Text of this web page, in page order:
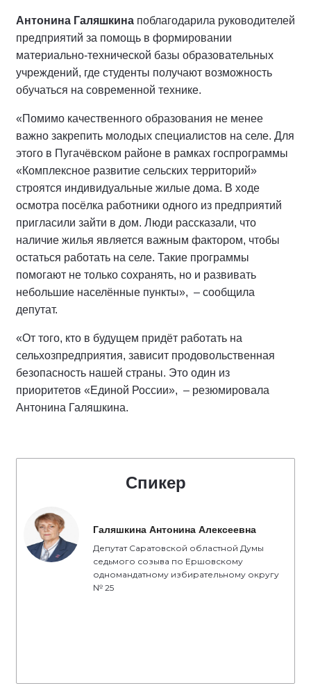
Антонина Галяшкина поблагодарила руководителей
предприятий за помощь в формировании
материально-технической базы образовательных
учреждений, где студенты получают возможность
обучаться на современной технике.
«Помимо качественного образования не менее
важно закрепить молодых специалистов на селе. Для
этого в Пугачёвском районе в рамках госпрограммы
«Комплексное развитие сельских территорий»
строятся индивидуальные жилые дома. В ходе
осмотра посёлка работники одного из предприятий
пригласили зайти в дом. Люди рассказали, что
наличие жилья является важным фактором, чтобы
остаться работать на селе. Такие программы
помогают не только сохранять, но и развивать
небольшие населённые пункты», – сообщила
депутат.
«От того, кто в будущем придёт работать на
сельхозпредприятия, зависит продовольственная
безопасность нашей страны. Это один из
приоритетов «Единой России», – резюмировала
Антонина Галяшкина.
Спикер
Галяшкина Антонина Алексеевна
Депутат Саратовской областной Думы
седьмого созыва по Ершовскому
одномандатному избирательному округу
№ 25